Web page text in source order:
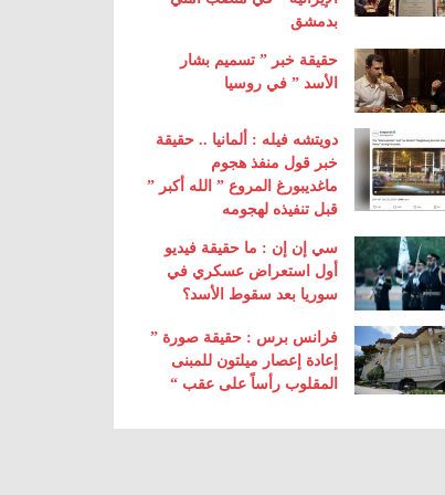
بدمشق
حقيقة خبر ” تسميم بشار
الأسد ” في روسيا
دويتشه فيله : ألمانيا .. حقيقة
خبر قول منفذ هجوم
ماغديبورغ المروع ” الله أكبر ”
قبل تنفيذه لهجومه
سي إن إن : ما حقيقة فيديو
أول استعراض عسكري في
سوريا بعد سقوط الأسد؟
فرانس برس : حقيقة صورة ”
إعادة إعصار ميلتون للمبنى
المقلوب رأساً على عقب “